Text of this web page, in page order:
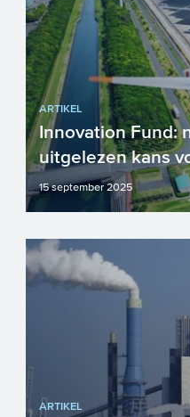
ARTIKEL
Innovation Fund:
uitgelezen kans
15 september 2025
Innovation Fund,
Europese
grootste
ARTIKEL